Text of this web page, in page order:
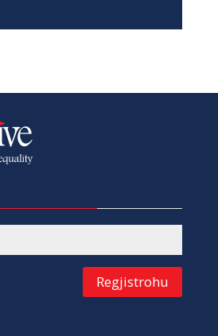
Regjistrohu